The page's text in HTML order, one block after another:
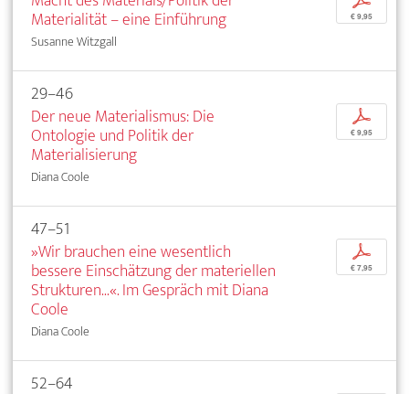
Materialität – eine Einführung
Susanne Witzgall
€ 9,95
29–46
Der neue Materialismus: Die
Ontologie und Politik der
Materialisierung
Diana Coole
p
€ 9,95
47–51
»Wir brauchen eine wesentlich
bessere Einschätzung der materiellen
Strukturen...«. Im Gespräch mit Diana
Coole
Diana Coole
p
€ 7,95
52–64